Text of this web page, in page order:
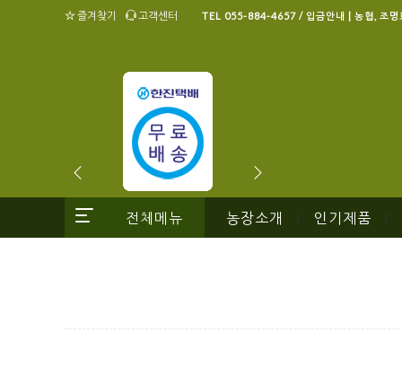
즐겨찾기 고객센터 TEL 055-884-4657 / 입금안내 | 농협, 조
전체메뉴 농장소개 | 인기제품 |